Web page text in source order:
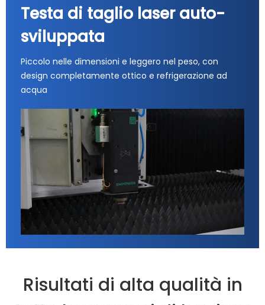
Testa di taglio laser auto-
sviluppata
Piccolo nelle dimensioni e leggero nel peso, con
design completamente ottico e refrigerazione ad
acqua
Risultati di alta qualità in